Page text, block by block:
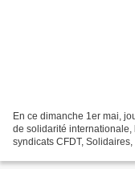
En ce dimanche 1er mai,
de solidarité internationale,
syndicats CFDT,